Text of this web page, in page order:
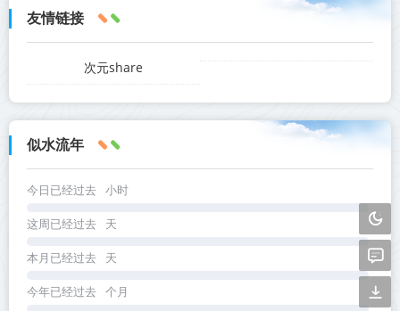
友情链接
次元share
似水流年
今日已经过去 小时
这周已经过去 天
本月已经过去 天
今年已经过去 个月